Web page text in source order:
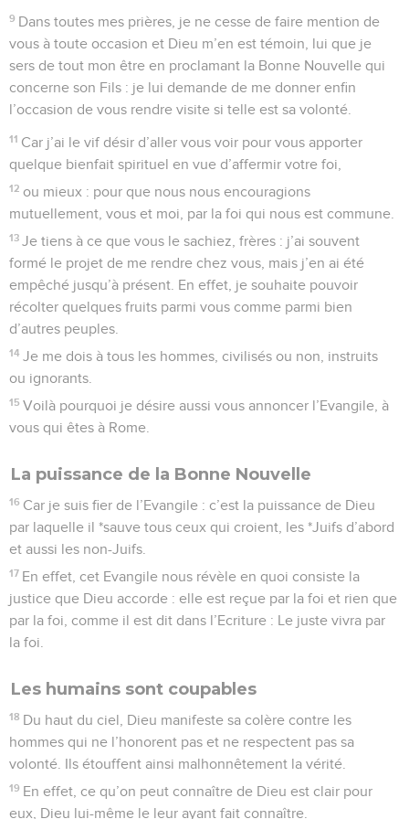
9 Dans toutes mes prières, je ne cesse de faire mention de
vous à toute occasion et Dieu m’en est témoin, lui que je
sers de tout mon être en proclamant la Bonne Nouvelle qui
concerne son Fils : je lui demande de me donner enfin
l’occasion de vous rendre visite si telle est sa volonté.
11 Car j’ai le vif désir d’aller vous voir pour vous apporter
quelque bienfait spirituel en vue d’affermir votre foi,
12 ou mieux : pour que nous nous encouragions
mutuellement, vous et moi, par la foi qui nous est commune.
13 Je tiens à ce que vous le sachiez, frères : j’ai souvent
formé le projet de me rendre chez vous, mais j’en ai été
empêché jusqu’à présent. En effet, je souhaite pouvoir
récolter quelques fruits parmi vous comme parmi bien
d’autres peuples.
14 Je me dois à tous les hommes, civilisés ou non, instruits
ou ignorants.
15 Voilà pourquoi je désire aussi vous annoncer l’Evangile, à
vous qui êtes à Rome.
La puissance de la Bonne Nouvelle
16 Car je suis fier de l’Evangile : c’est la puissance de Dieu
par laquelle il *sauve tous ceux qui croient, les *Juifs d’abord
et aussi les non-Juifs.
17 En effet, cet Evangile nous révèle en quoi consiste la
justice que Dieu accorde : elle est reçue par la foi et rien que
par la foi, comme il est dit dans l’Ecriture : Le juste vivra par
la foi.
Les humains sont coupables
18 Du haut du ciel, Dieu manifeste sa colère contre les
hommes qui ne l’honorent pas et ne respectent pas sa
volonté. Ils étouffent ainsi malhonnêtement la vérité.
19 En effet, ce qu’on peut connaître de Dieu est clair pour
eux, Dieu lui-même le leur ayant fait connaître.